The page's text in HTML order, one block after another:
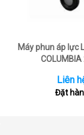
Máy phun áp lực
Liên
Đặt